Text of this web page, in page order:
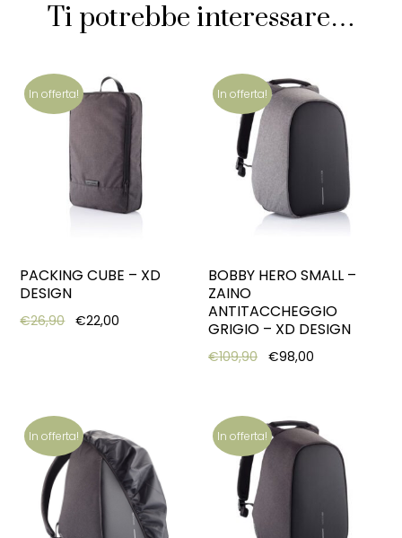
Ti potrebbe interessare…
In offerta!
PACKING CUBE – XD
DESIGN
€26,90 Original price was: €26,90.
€22,00 Current price is: €22,00.
In offerta!
BOBBY HERO SMALL –
ZAINO
ANTITACCHEGGIO
GRIGIO – XD DESIGN
€109,90 Original price was:
€98,00
In offerta! In offerta!